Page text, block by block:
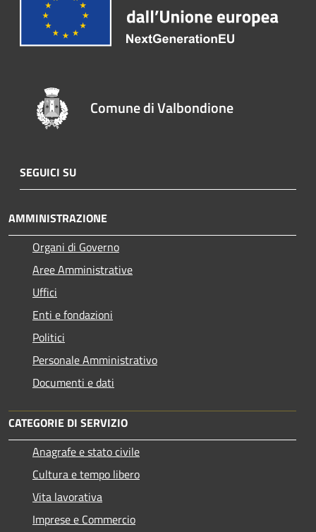
Comune di Valbondione
SEGUICI SU
AMMINISTRAZIONE
Organi di Governo
Aree Amministrative
Uffici
Enti e fondazioni
Politici
Personale Amministrativo
Documenti e dati
CATEGORIE DI SERVIZIO
Anagrafe e stato civile
Cultura e tempo libero
Vita lavorativa
Imprese e Commercio